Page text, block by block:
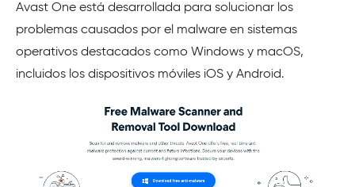
Avast One está desarrollada para solucionar los
problemas causados por el malware en sistemas
operativos destacados como Windows y macOS,
incluidos los dispositivos móviles iOS y Android.